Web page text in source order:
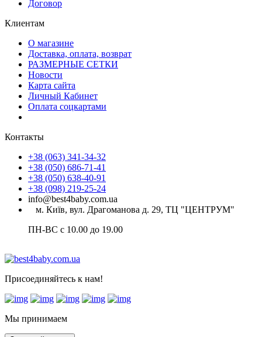
Договор
Клиентам
О магазине
Доставка, оплата, возврат
РАЗМЕРНЫЕ СЕТКИ
Новости
Карта сайта
Личный Кабинет
Оплата соцкартами
Контакты
+38 (063) 341-34-32
+38 (050) 686-71-41
+38 (050) 638-40-91
+38 (098) 219-25-24
info@best4baby.com.ua
м. Київ, вул. Драгоманова д. 29, ТЦ "ЦЕНТРУМ"
ПН-ВС с 10.00 до 19.00
Присоединяйтесь к нам!
Мы принимаем